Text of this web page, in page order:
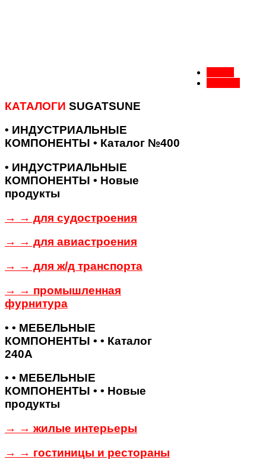
КАТАЛОГИ SUGATSUNE
• ИНДУСТРИАЛЬНЫЕ
КОМПОНЕНТЫ • Каталог №400
• ИНДУСТРИАЛЬНЫЕ
КОМПОНЕНТЫ • Новые
продукты
→ → для судостроения
→ → для авиастроения
→ → для ж/д транспорта
→ → промышленная
фурнитура
• • МЕБЕЛЬНЫЕ
КОМПОНЕНТЫ • • Каталог
240А
• • МЕБЕЛЬНЫЕ
КОМПОНЕНТЫ • • Новые
продукты
→ → жилые интерьеры
→ → гостиницы и рестораны